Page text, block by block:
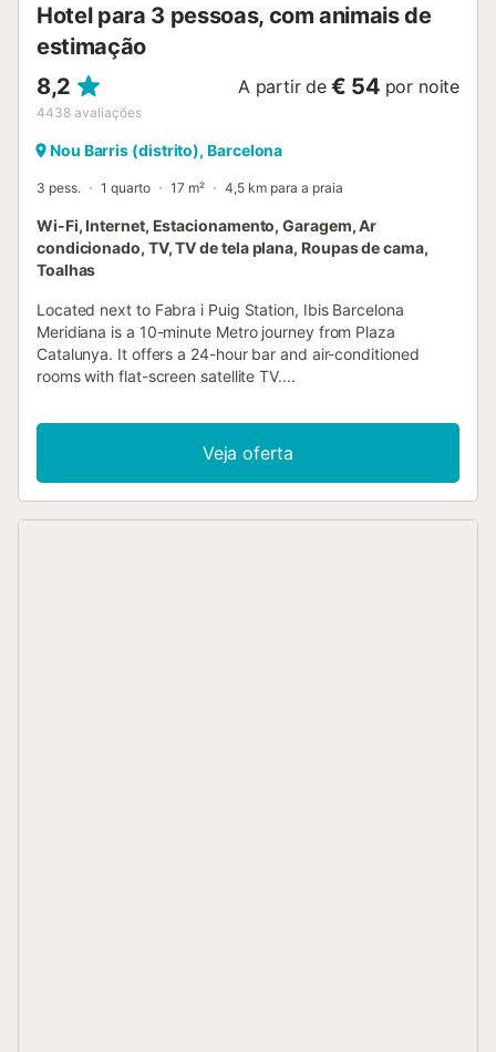
Hotel para 3 pessoas, com animais de
estimação
8,2
4438 avaliações
A partir de € 54 por noite
Nou Barris (distrito), Barcelona
3 pess. 1 quarto 17 m² 4,5 km para a praia
Wi-Fi, Internet, Estacionamento, Garagem, Ar
condicionado, TV, TV de tela plana, Roupas de cama,
Toalhas
Located next to Fabra i Puig Station, Ibis Barcelona
Meridiana is a 10-minute Metro journey from Plaza
Catalunya. It offers a 24-hour bar and air-conditioned
rooms with flat-screen satellite TV....
Veja oferta